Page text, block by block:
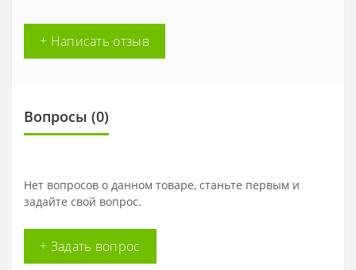
+ Написать отзыв
Вопросы (0)
Нет вопросов о данном товаре, станьте первым и
задайте свой вопрос.
+ Задать вопрос